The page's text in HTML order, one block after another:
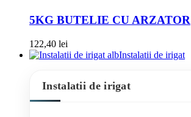
5KG BUTELIE CU ARZATOR
122,40 lei
Instalatii de irigat
Instalatii de irigat